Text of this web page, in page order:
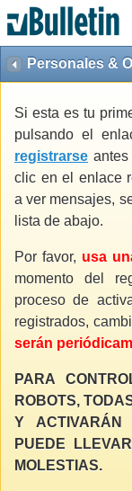
Personales &
Si esta es tu
pulsando el
registrarse
clic en el enlace
a ver mensajes,
lista de abajo.
Por favor, usa
momento del
proceso de
registrados,
serán
PARA
ROBOTS,
Y ACTIVARÁN
PUEDE
MOLESTIAS.